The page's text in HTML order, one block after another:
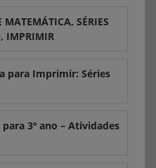
MATEMÁTICA, SÉRIES
IMPRIMIR
para Imprimir: Séries
3º ano – Atividades